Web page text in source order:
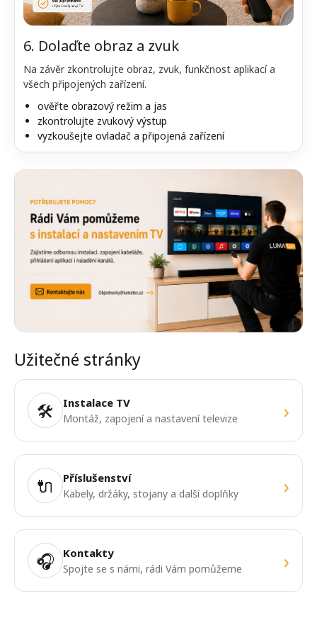
6. Dolaďte obraz a zvuk
Na závěr zkontrolujte obraz, zvuk, funkčnost aplikací a
všech připojených zařízení.
ověřte obrazový režim a jas
zkontrolujte zvukový výstup
vyzkoušejte ovladač a připojená zařízení
Užitečné stránky
🛠️ Instalace TV
Montáž, zapojení a nastavení televize ›
🔌 Příslušenství
Kabely, držáky, stojany a další doplňky ›
🎧 Kontakty
Spojte se s námi, rádi Vám pomůžeme ›